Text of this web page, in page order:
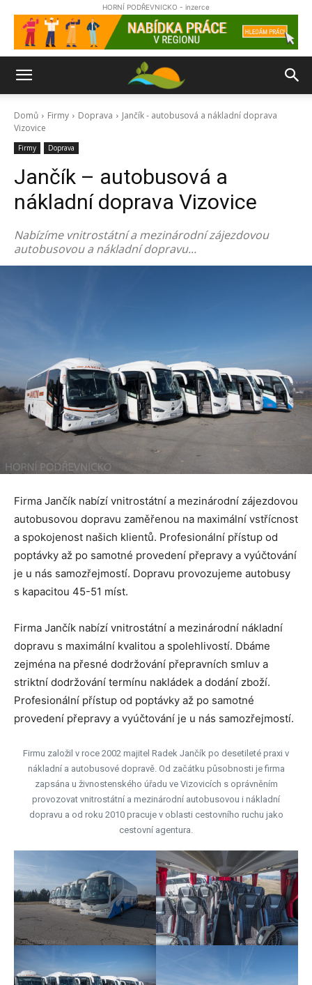
HORNÍ PODŘEVNICKO - inzerce
Domů Firmy Doprava
Jančík - autobusová a nákladní doprava
Vizovice
Firmy Doprava
Jančík – autobusová a
nákladní doprava Vizovice
Nabízíme vnitrostátní a mezinárodní zájezdovou
autobusovou a nákladní dopravu...
Firma Jančík nabízí vnitrostátní a mezinárodní zájezdovou
autobusovou dopravu zaměřenou na maximální vstřícnost
a spokojenost našich klientů. Profesionální přístup od
poptávky až po samotné provedení přepravy a vyúčtování
je u nás samozřejmostí. Dopravu provozujeme autobusy
s kapacitou 45-51 míst.
Firma Jančík nabízí vnitrostátní a mezinárodní nákladní
dopravu s maximální kvalitou a spolehlivostí. Dbáme
zejména na přesné dodržování přepravních smluv a
striktní dodržování termínu nakládek a dodání zboží.
Profesionální přístup od poptávky až po samotné
provedení přepravy a vyúčtování je u nás samozřejmostí.
Firmu založil v roce 2002 majitel Radek Jančík po desetileté praxi v
nákladní a autobusové dopravě. Od začátku působnosti je firma
zapsána u živnostenského úřadu ve Vizovicích s oprávněním
provozovat vnitrostátní a mezinárodní autobusovou i nákladní
dopravu a od roku 2010 pracuje v oblasti cestovního ruchu jako
cestovní agentura.